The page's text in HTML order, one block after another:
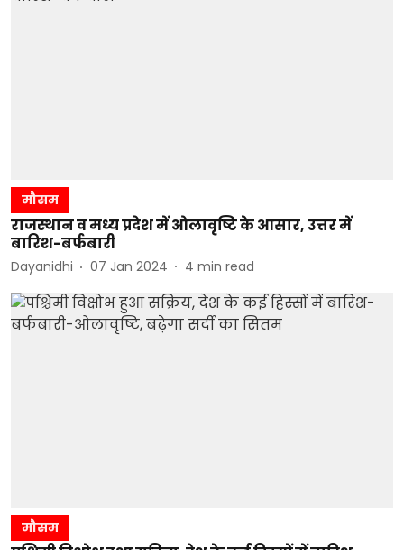
मौसम
राजस्थान व मध्य प्रदेश में ओलावृष्टि के आसार, उत्तर में
बारिश-बर्फबारी
Dayanidhi 07 Jan 2024 4 min read
मौसम